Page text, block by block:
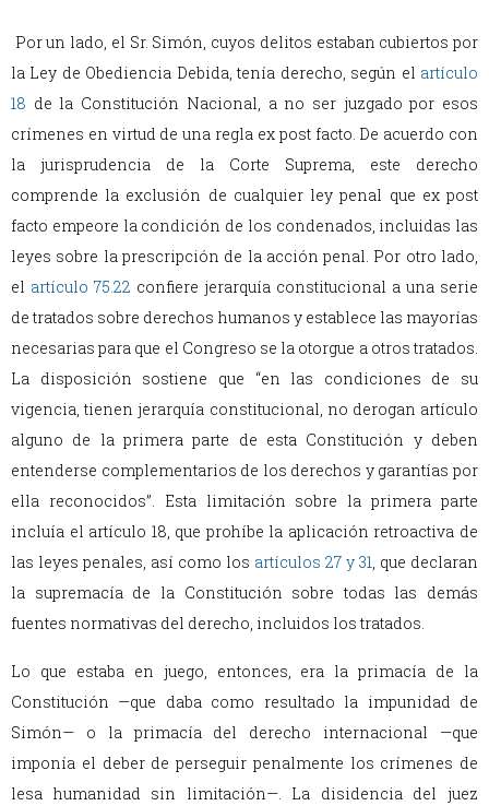
Por un lado, el Sr. Simón, cuyos delitos estaban cubiertos por
la Ley de Obediencia Debida, tenía derecho, según el artículo
18 de la Constitución Nacional, a no ser juzgado por esos
crímenes en virtud de una regla ex post facto. De acuerdo con
la jurisprudencia de la Corte Suprema, este derecho
comprende la exclusión de cualquier ley penal que ex post
facto empeore la condición de los condenados, incluidas las
leyes sobre la prescripción de la acción penal. Por otro lado,
el artículo 75.22 confiere jerarquía constitucional a una serie
de tratados sobre derechos humanos y establece las mayorías
necesarias para que el Congreso se la otorgue a otros tratados.
La disposición sostiene que “en las condiciones de su
vigencia, tienen jerarquía constitucional, no derogan artículo
alguno de la primera parte de esta Constitución y deben
entenderse complementarios de los derechos y garantías por
ella reconocidos”. Esta limitación sobre la primera parte
incluía el artículo 18, que prohíbe la aplicación retroactiva de
las leyes penales, así como los artículos 27 y 31, que declaran
la supremacía de la Constitución sobre todas las demás
fuentes normativas del derecho, incluidos los tratados.
Lo que estaba en juego, entonces, era la primacía de la
Constitución —que daba como resultado la impunidad de
Simón— o la primacía del derecho internacional —que
imponía el deber de perseguir penalmente los crímenes de
lesa humanidad sin limitación—. La disidencia del juez